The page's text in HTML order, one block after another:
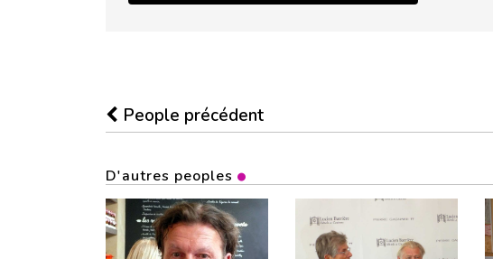
People précédent
D'autres peoples